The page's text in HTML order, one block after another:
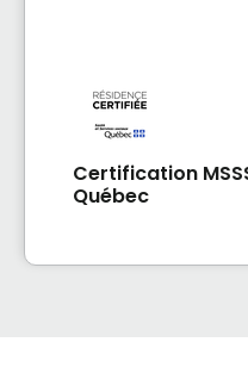
Certification
Québec